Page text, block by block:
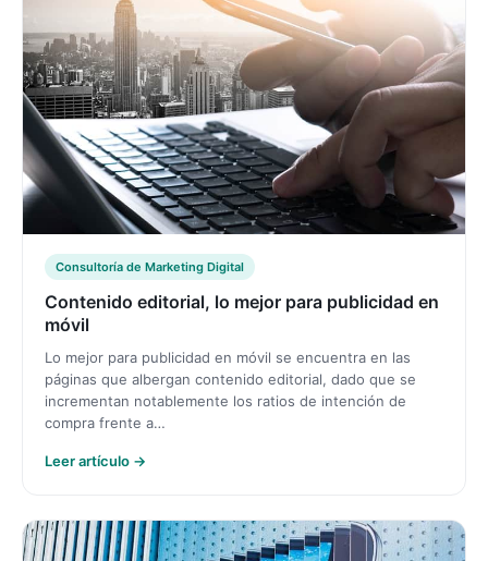
Consultoría de Marketing Digital
Contenido editorial, lo mejor para publicidad en
móvil
Lo mejor para publicidad en móvil se encuentra en las
páginas que albergan contenido editorial, dado que se
incrementan notablemente los ratios de intención de
compra frente a…
Leer artículo →